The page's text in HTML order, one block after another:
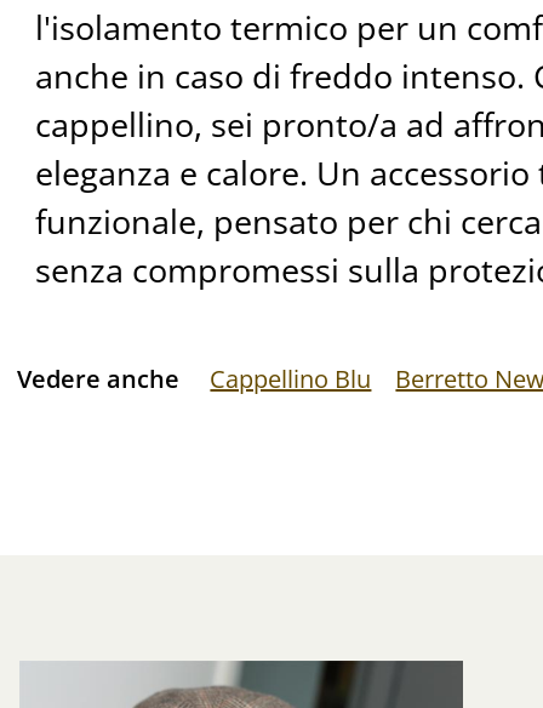
l'isolamento termico per un
anche in caso di freddo intenso.
cappellino, sei pronto/a ad
eleganza e calore. Un
funzionale, pensato per chi
senza compromessi sulla
Vedere anche Cappellino Blu Berretto